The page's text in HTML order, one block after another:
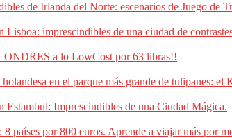
de Irlanda del Norte: escenarios de Juego de
Lisboa: imprescindibles de una ciudad de
a lo LowCost por 63 libras!!
en el parque más grande de tulipanes: el
Estambul: Imprescindibles de una Ciudad Mágica.
países por 800 euros. Aprende a viajar más por